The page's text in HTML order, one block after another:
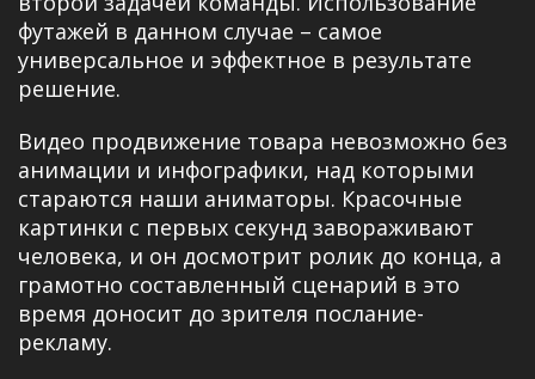
футажей в данном случае – самое
универсальное и эффектное в результате
решение.
Видео продвижение товара невозможно без
анимации и инфографики, над которыми
стараются наши аниматоры. Красочные
картинки с первых секунд завораживают
человека, и он досмотрит ролик до конца, а
грамотно составленный сценарий в это
время доносит до зрителя послание-
рекламу.